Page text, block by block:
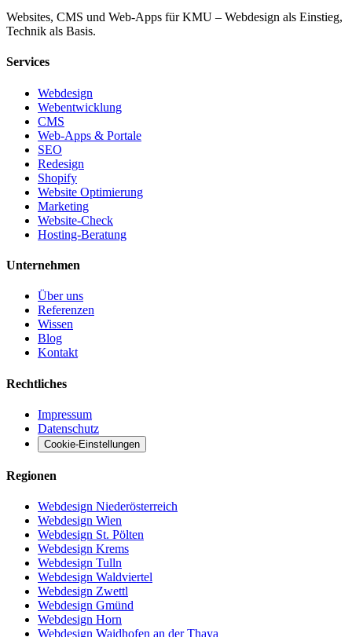
Websites, CMS und Web-Apps für KMU – Webdesign als Einstieg,
Technik als Basis.
Services
Webdesign
Webentwicklung
CMS
Web-Apps & Portale
SEO
Redesign
Shopify
Website Optimierung
Marketing
Website-Check
Hosting-Beratung
Unternehmen
Über uns
Referenzen
Wissen
Blog
Kontakt
Rechtliches
Impressum
Datenschutz
Cookie-Einstellungen
Regionen
Webdesign Niederösterreich
Webdesign Wien
Webdesign St. Pölten
Webdesign Krems
Webdesign Tulln
Webdesign Waldviertel
Webdesign Zwettl
Webdesign Gmünd
Webdesign Horn
Webdesign Waidhofen an der Thaya